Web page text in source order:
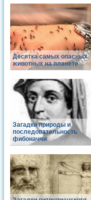
Десятка самых опасных
животных на планете
Загадки природы и
последовательность
фибоначчи